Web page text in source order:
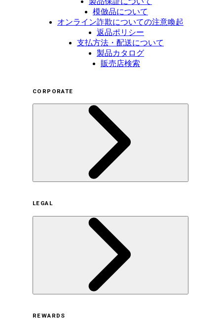
模倣品について
オンライン詐欺についての注意喚起
返品ポリシー
支払方法・配送について
製品カタログ
販売店検索
CORPORATE
サステナビリティの取り組み（日本）
サステナビリティの取り組み（米国/英語）
ヒストリー
採用情報
LEGAL
REWARDS